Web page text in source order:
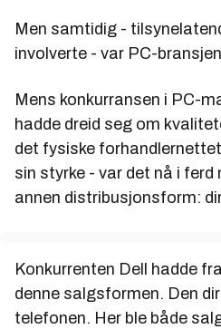
Men samtidig -
involverte - var PC-
Mens konkurransen i PC-
hadde dreid seg om
det fysiske
sin styrke - var det nå i
annen distribusjonsform:
Konkurrenten Dell hadde
denne salgsformen. Den
telefonen. Her ble både